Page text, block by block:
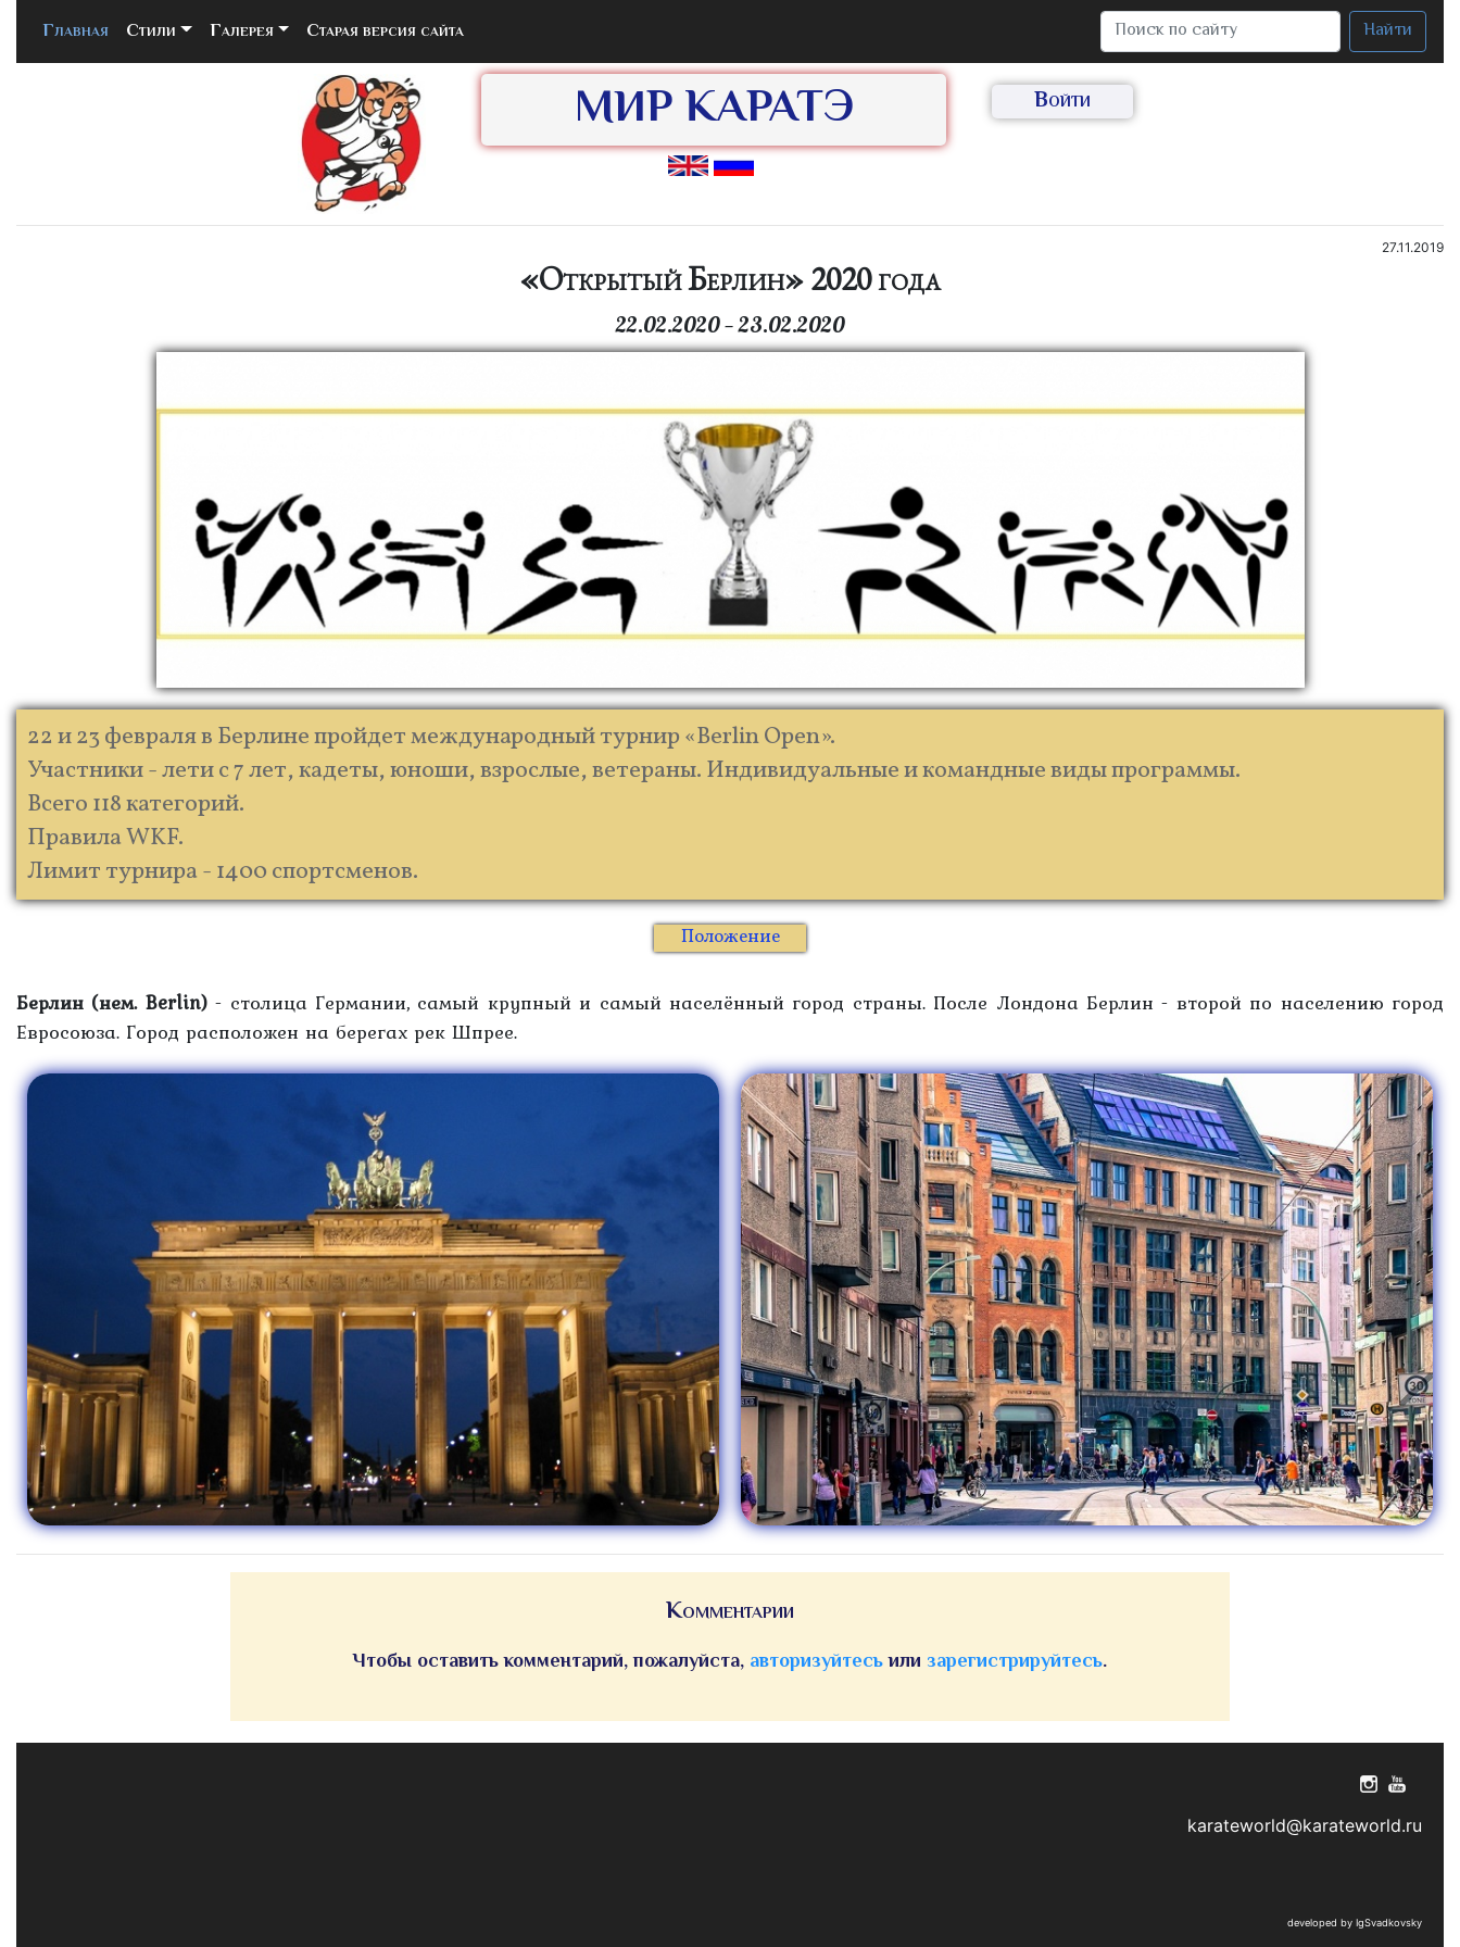
Главная (current)
Стили Галерея Старая версия сайта Найти
МИР КАРАТЭ Войти
27.11.2019
«Открытый Берлин» 2020 года
22.02.2020 — 23.02.2020
22 и 23 февраля в Берлине пройдет международный турнир «Berlin Open».
Участники - лети с 7 лет, кадеты, юноши, взрослые, ветераны. Индивидуальные и командные виды программы.
Всего 118 категорий.
Правила WKF.
Лимит турнира - 1400 спортсменов.
Положение
Берлин (нем. Berlin)- столица Германии, самый крупный и самый населённый город страны. После Лондона Берлин - второй по населению город
Евросоюза. Город расположен на берегах рек Шпрее.
Комментарии
Чтобы оставить комментарий, пожалуйста, авторизуйтесьили зарегистрируйтесь.
karateworld@karateworld.ru
developed by IgSvadkovsky